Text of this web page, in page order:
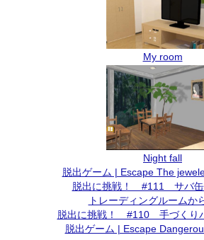
My room
Night fall
脱出ゲーム | Escape The
脱出に挑戦！ #111 サバ缶
トレーディングルームか
脱出に挑戦！ #110 手づくり
脱出ゲーム | Escape